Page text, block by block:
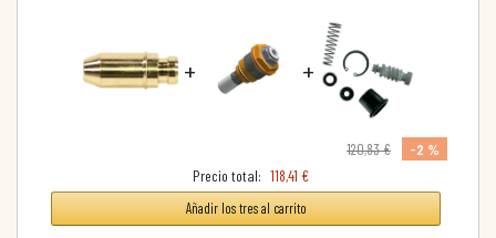
+ +
120,83 €
-2 %
Precio total: 118,41 €
Añadir los tres al carrito